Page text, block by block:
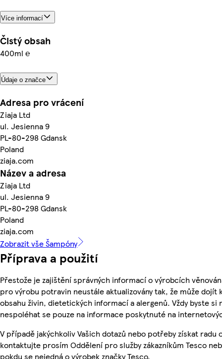
Více informací
Čistý obsah
400ml ℮
Údaje o značce
Adresa pro vrácení
Ziaja Ltd
ul. Jesienna 9
PL-80-298 Gdansk
Poland
ziaja.com
Název a adresa
Ziaja Ltd
ul. Jesienna 9
PL-80-298 Gdansk
Poland
ziaja.com
Zobrazit vše Šampóny
Příprava a použití
Přestože je zajištění správných informací o výrobcích
pro výrobu potravin neustále aktualizovány tak, že může dojít
obsahu živin, dietetických informací a alergenů. Vždy byste
nespoléhat se pouze na informace poskytnuté na
V případě jakýchkoliv Vašich dotazů nebo potřeby získat radu
kontaktujte prosím Oddělení pro služby zákazníkům Tesco
pokdu se nejedná o výrobek značky Tesco.